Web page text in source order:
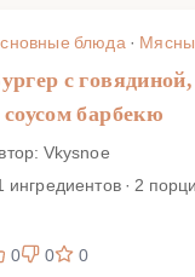
блюда·
с
соусом барбекю
Vkysnoe
ингредиентов · 2
0 0 0